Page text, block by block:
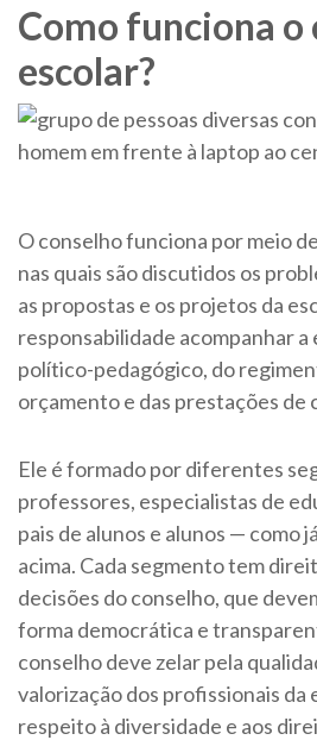
Como funciona o
escolar?
O conselho funciona por meio
nas quais são discutidos os
as propostas e os projetos da
responsabilidade acompanhar a
político-pedagógico, do
orçamento e das prestações de
Ele é formado por diferentes
professores, especialistas de
pais de alunos e alunos — como
acima. Cada segmento tem
decisões do conselho, que
forma democrática e
conselho deve zelar pela
valorização dos profissionais da
respeito à diversidade e aos